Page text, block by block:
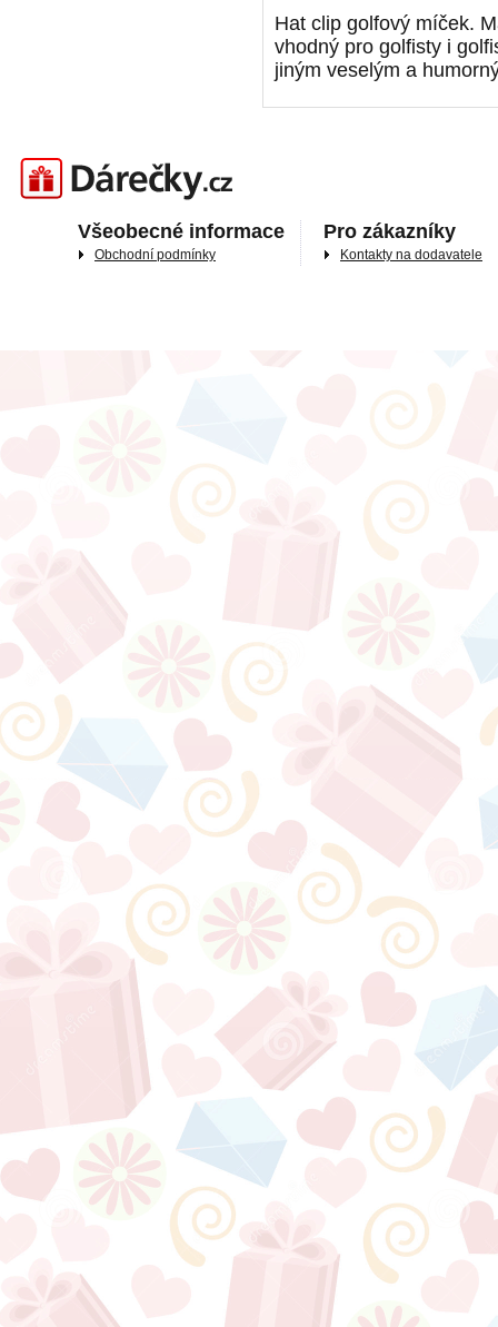
Hat clip golfový míček.
vhodný pro golfisty i
jiným veselým a
Darečky.cz
Všeobecné informace
Obchodní podmínky
Pro zákazníky
Kontakty na dodavatele